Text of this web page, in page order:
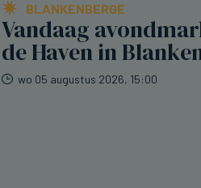
BLANKENBERGE
Vandaag
de Haven in
wo 05 augustus 2026, 15:00